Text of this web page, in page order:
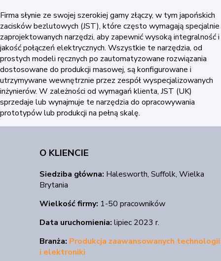
Firma słynie ze swojej szerokiej gamy złączy, w tym japońskich
zacisków bezlutowych (JST), które często wymagają specjalnie
zaprojektowanych narzędzi, aby zapewnić wysoką integralność i
jakość połączeń elektrycznych. Wszystkie te narzędzia, od
prostych modeli ręcznych po zautomatyzowane rozwiązania
dostosowane do produkcji masowej, są konfigurowane i
utrzymywane wewnętrznie przez zespół wyspecjalizowanych
inżynierów. W zależności od wymagań klienta, JST (UK)
sprzedaje lub wynajmuje te narzędzia do opracowywania
prototypów lub produkcji na pełną skalę.
O KLIENCIE
Siedziba główna: Halesworth, Suffolk, Wielka
Brytania
Wielkość firmy: 1-50 pracowników
Data uruchomienia: lipiec 2023 r.
Branża: Produkcja zaawansowanych technologii
i elektroniki